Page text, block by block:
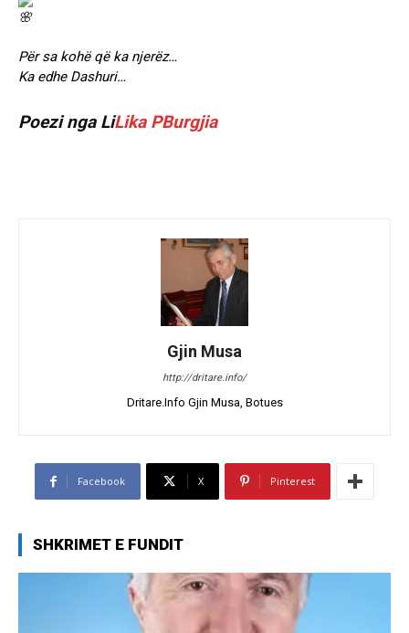
Për sa kohë që ka njerëz…
Ka edhe Dashuri…
Poezi nga LiLika PBurgjia
Gjin Musa
http://dritare.info/
Dritare.Info Gjin Musa, Botues
Facebook X Pinterest
SHKRIMET E FUNDIT